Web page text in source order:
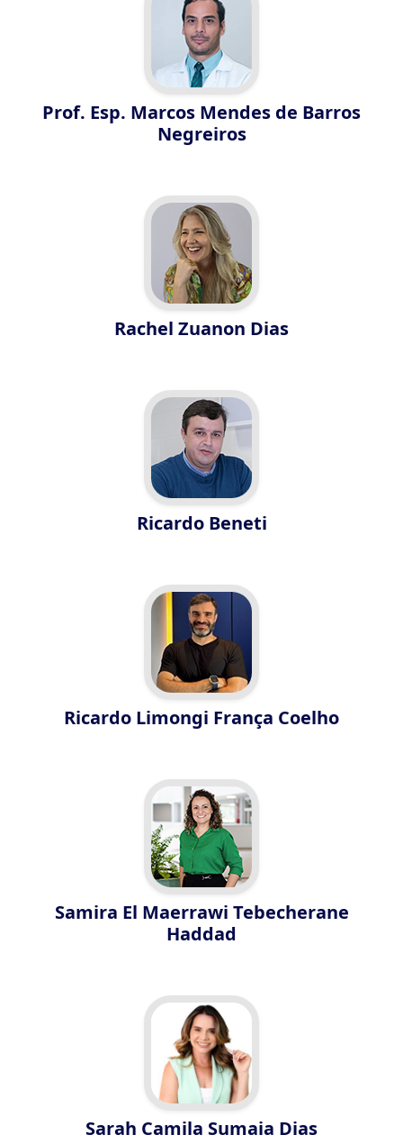
Prof. Esp. Marcos Mendes de Barros
Negreiros
Rachel Zuanon Dias
Ricardo Beneti
Ricardo Limongi França Coelho
Samira El Maerrawi Tebecherane
Haddad
Sarah Camila Sumaia Dias